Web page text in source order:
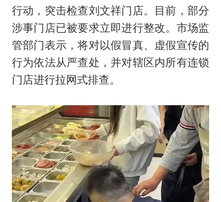
行动，突击检查刘文祥门店。目前，部分
涉事门店已被要求立即进行整改。市场监
管部门表示，将对以假冒真、虚假宣传的
行为依法从严查处，并对辖区内所有连锁
门店进行拉网式排查。